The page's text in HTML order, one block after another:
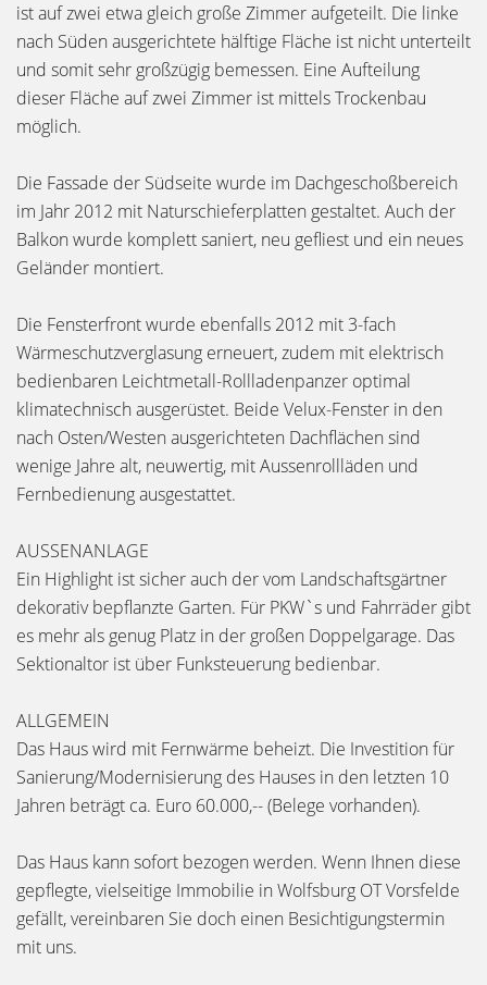
ist auf zwei etwa gleich große Zimmer aufgeteilt. Die linke
nach Süden ausgerichtete hälftige Fläche ist nicht unterteilt
und somit sehr großzügig bemessen. Eine Aufteilung
dieser Fläche auf zwei Zimmer ist mittels Trockenbau
möglich.
Die Fassade der Südseite wurde im Dachgeschoßbereich
im Jahr 2012 mit Naturschieferplatten gestaltet. Auch der
Balkon wurde komplett saniert, neu gefliest und ein neues
Geländer montiert.
Die Fensterfront wurde ebenfalls 2012 mit 3-fach
Wärmeschutzverglasung erneuert, zudem mit elektrisch
bedienbaren Leichtmetall-Rollladenpanzer optimal
klimatechnisch ausgerüstet. Beide Velux-Fenster in den
nach Osten/Westen ausgerichteten Dachflächen sind
wenige Jahre alt, neuwertig, mit Aussenrollläden und
Fernbedienung ausgestattet.
AUSSENANLAGE
Ein Highlight ist sicher auch der vom Landschaftsgärtner
dekorativ bepflanzte Garten. Für PKW`s und Fahrräder gibt
es mehr als genug Platz in der großen Doppelgarage. Das
Sektionaltor ist über Funksteuerung bedienbar.
ALLGEMEIN
Das Haus wird mit Fernwärme beheizt. Die Investition für
Sanierung/Modernisierung des Hauses in den letzten 10
Jahren beträgt ca. Euro 60.000,-- (Belege vorhanden).
Das Haus kann sofort bezogen werden. Wenn Ihnen diese
gepflegte, vielseitige Immobilie in Wolfsburg OT Vorsfelde
gefällt, vereinbaren Sie doch einen Besichtigungstermin
mit uns.